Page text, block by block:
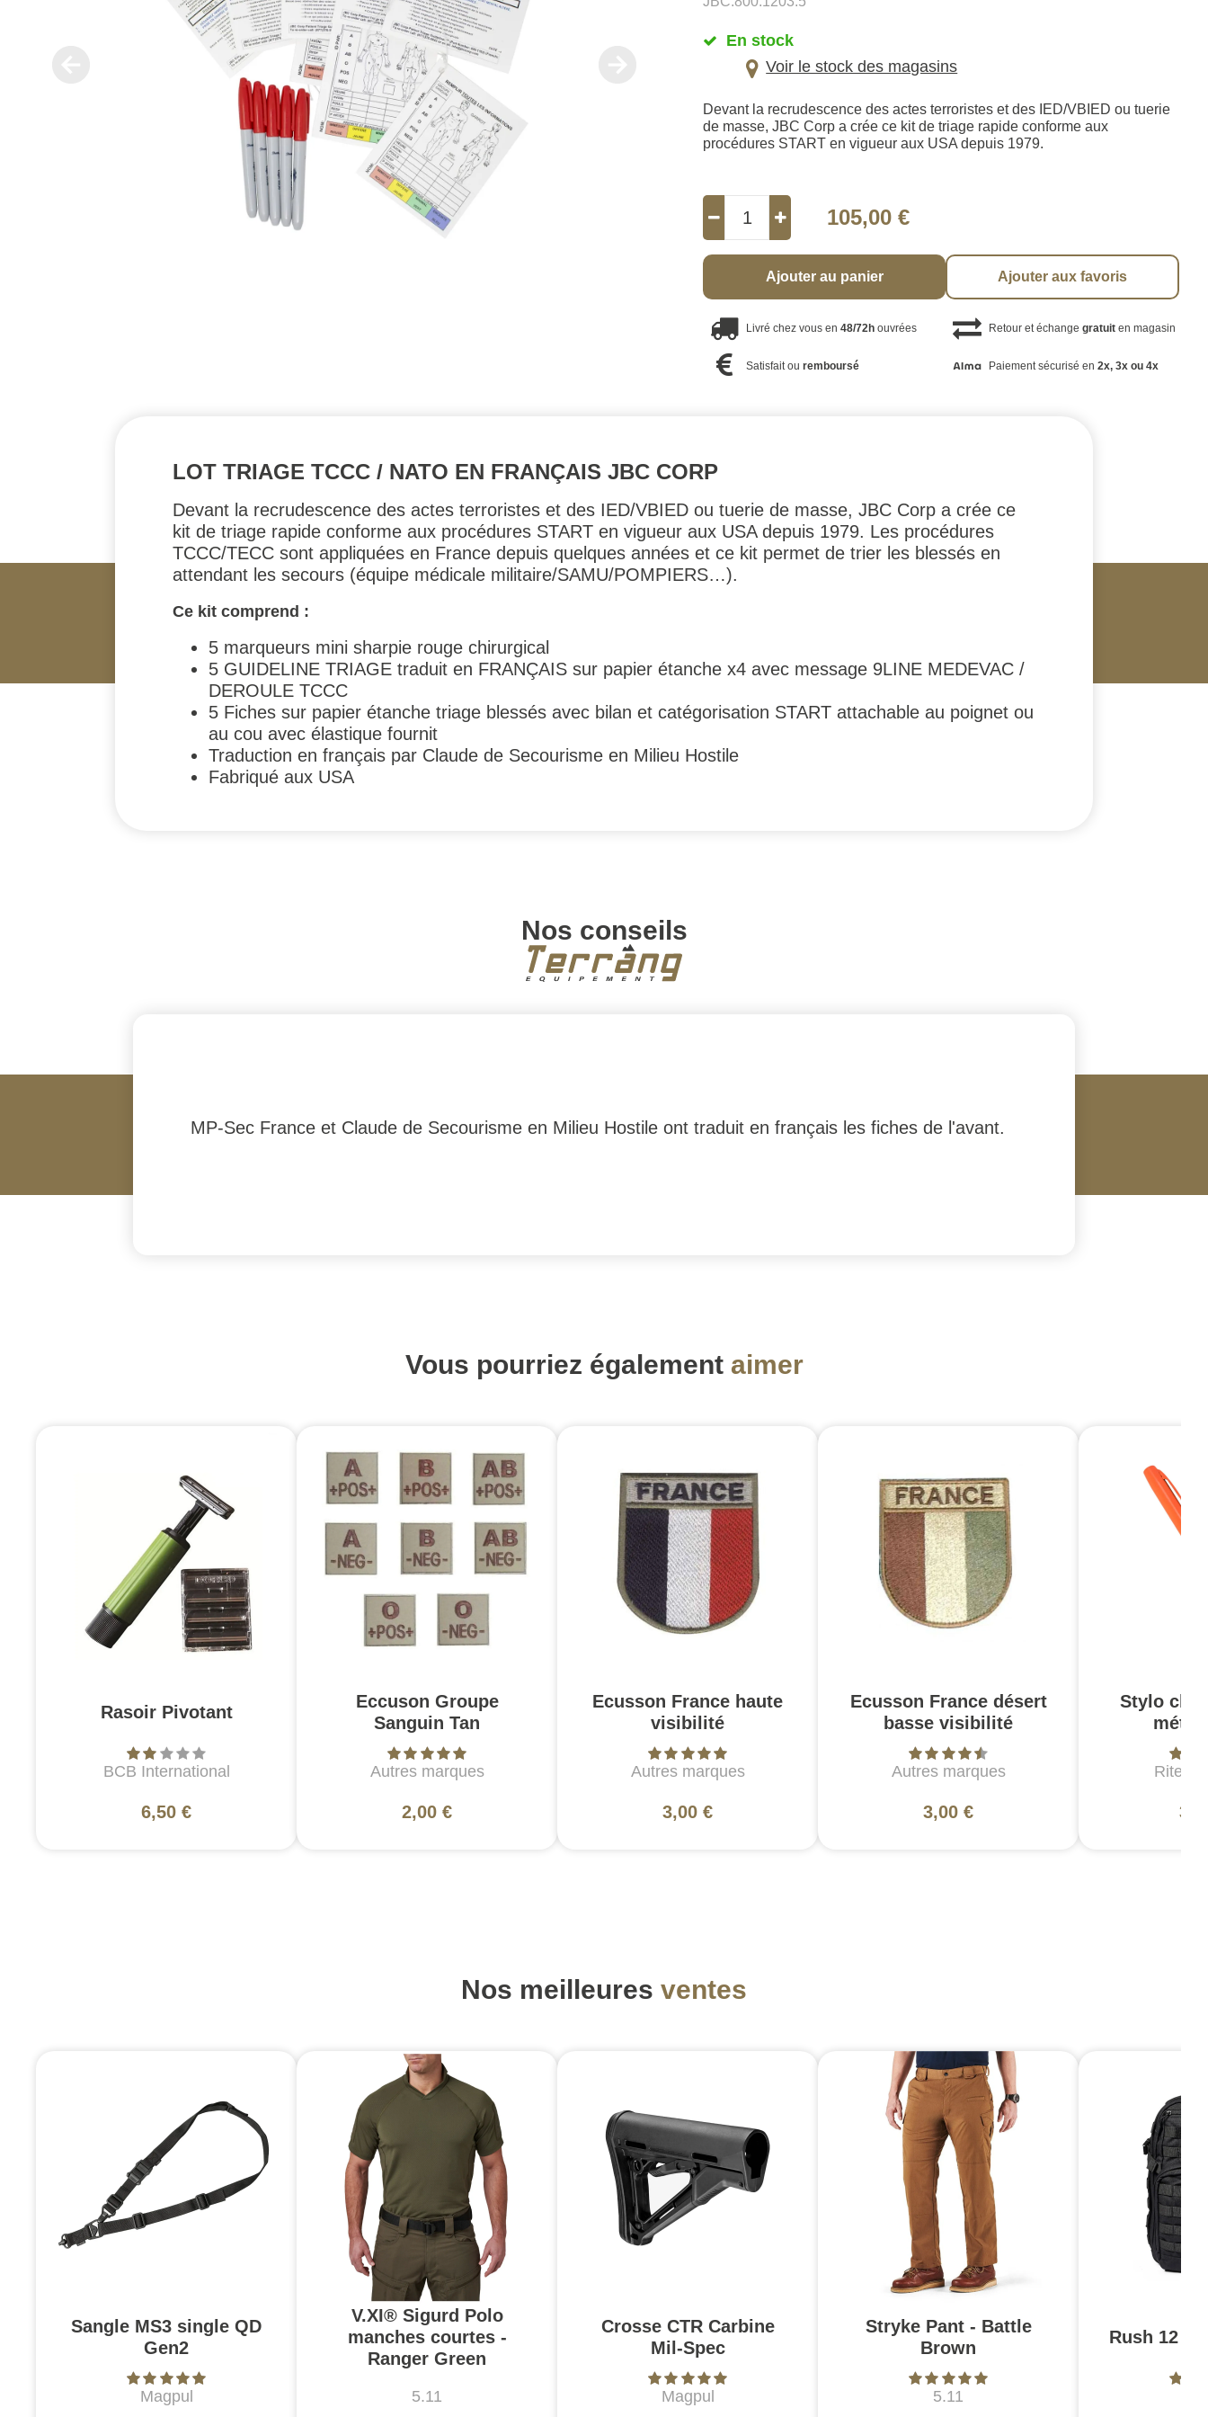
En stock
Voir le stock des magasins
Devant la recrudescence des actes terroristes et des IED/VBIED ou tuerie
de masse, JBC Corp a crée ce kit de triage rapide conforme aux
procédures START en vigueur aux USA depuis 1979.
105,00 €
Ajouter au panier Ajouter aux favoris
Livré chez vous en48/72h ouvrées Retour et échange gratuiten magasin
Satisfait ouremboursé Paiement sécurisé en 2x, 3x ou 4x
LOT TRIAGE TCCC / NATO EN FRANÇAIS JBC CORP
Devant la recrudescence des actes terroristes et des IED/VBIED ou tuerie de masse, JBC Corp a crée ce
kit de triage rapide conforme aux procédures START en vigueur aux USA depuis 1979. Les procédures
TCCC/TECC sont appliquées en France depuis quelques années et ce kit permet de trier les blessés en
attendant les secours (équipe médicale militaire/SAMU/POMPIERS…).
Ce kit comprend :
5 marqueurs mini sharpie rouge chirurgical
5 GUIDELINE TRIAGE traduit en FRANÇAIS sur papier étanche x4 avec message 9LINE MEDEVAC /
DEROULE TCCC
5 Fiches sur papier étanche triage blessés avec bilan et catégorisation START attachable au poignet ou
au cou avec élastique fournit
Traduction en français par Claude de Secourisme en Milieu Hostile
Fabriqué aux USA
Nos conseils
MP-Sec France et Claude de Secourisme en Milieu Hostile ont traduit en français les fiches de l'avant.
Vous pourriez également aimer
Rasoir Pivotant
BCB International
6,50 €
Eccuson Groupe
Sanguin Tan
Autres marques
2,00 €
Ecusson France haute
visibilité
Autres marques
3,00 €
Ecusson France désert
basse visibilité
Autres marques
3,00 €
Stylo clic
métal
Rite in
Nos meilleures ventes
Sangle MS3 single QD
Gen2
Magpul
V.XI® Sigurd Polo
manches courtes -
Ranger Green
5.11
Crosse CTR Carbine
Mil-Spec
Magpul
Stryke Pant - Battle
Brown
5.11
Rush 12